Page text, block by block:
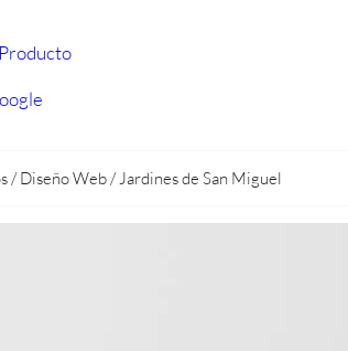
/Diseño Web/Jardines de San Miguel